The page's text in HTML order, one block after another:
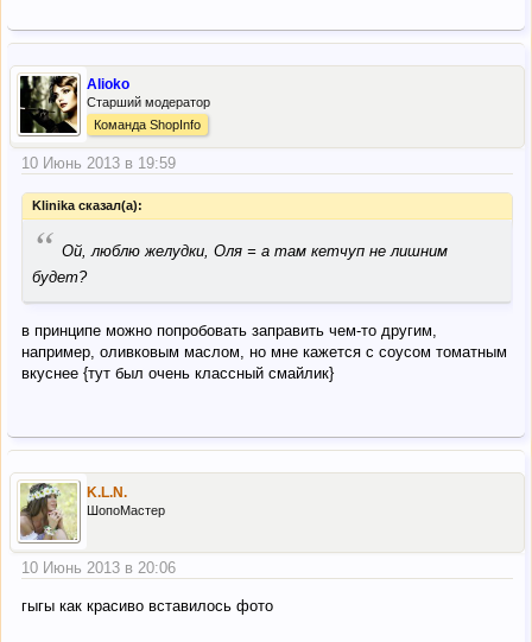
Alioko
Старший модератор
Команда ShopInfo
10 Июнь 2013 в 19:59
Klinika сказал(а):
“ Ой, люблю желудки, Оля = а там кетчуп не лишним
будет?
в принципе можно попробовать заправить чем-то другим,
например, оливковым маслом, но мне кажется с соусом томатным
вкуснее {тут был очень классный смайлик}
K.L.N.
ШопоМастер
10 Июнь 2013 в 20:06
гыгы как красиво вставилось фото